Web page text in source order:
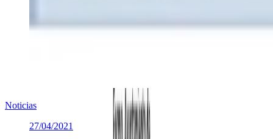
Noticias
27/04/2021